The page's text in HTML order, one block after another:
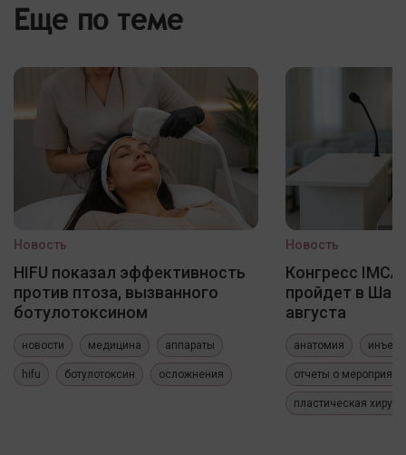
Еще по теме
Новость
HIFU показал эффективность
против птоза, вызванного
ботулотоксином
новости медицина аппараты
hifu ботулотоксин осложнения
Новость
Конгресс
пройдет в
августа
анатомия
отчеты о
пластическая